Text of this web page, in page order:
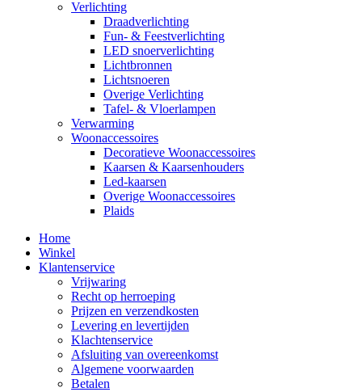
Verlichting
Draadverlichting
Fun- & Feestverlichting
LED snoerverlichting
Lichtbronnen
Lichtsnoeren
Overige Verlichting
Tafel- & Vloerlampen
Verwarming
Woonaccessoires
Decoratieve Woonaccessoires
Kaarsen & Kaarsenhouders
Led-kaarsen
Overige Woonaccessoires
Plaids
Home
Winkel
Klantenservice
Vrijwaring
Recht op herroeping
Prijzen en verzendkosten
Levering en levertijden
Klachtenservice
Afsluiting van overeenkomst
Algemene voorwaarden
Betalen